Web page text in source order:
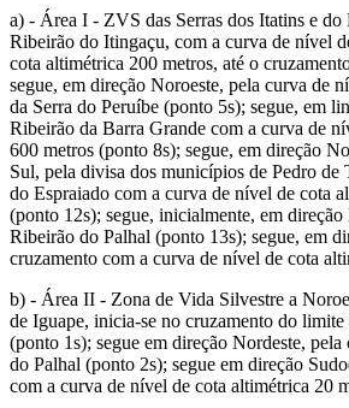
a) - Área I - ZVS das Serras dos Itatins e
Ribeirão do Itingaçu, com a curva de nível
cota altimétrica 200 metros, até o
segue, em direção Noroeste, pela curva de
da Serra do Peruíbe (ponto 5s); segue, em
Ribeirão da Barra Grande com a curva de
600 metros (ponto 8s); segue, em direção
Sul, pela divisa dos municípios de Pedro de
do Espraiado com a curva de nível de cota
(ponto 12s); segue, inicialmente, em
Ribeirão do Palhal (ponto 13s); segue, em
cruzamento com a curva de nível de cota
b) - Área II - Zona de Vida Silvestre a
de Iguape, inicia-se no cruzamento do
(ponto 1s); segue em direção Nordeste,
do Palhal (ponto 2s); segue em direção
com a curva de nível de cota altimétrica 20